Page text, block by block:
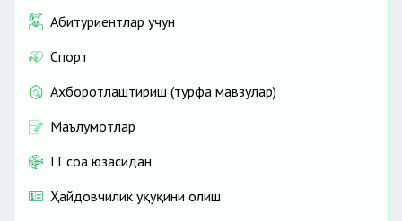
Абитуриентлар учун
Спорт
Ахборотлаштириш (турфа мавзулар)
Маълумотлар
IT соҳа юзасидан
Ҳайдовчилик ҳуқуқини олиш